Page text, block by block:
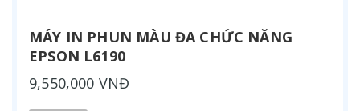
MÁY IN PHUN MÀU ĐA CHỨC NĂNG
EPSON L6190
9,550,000 VNĐ